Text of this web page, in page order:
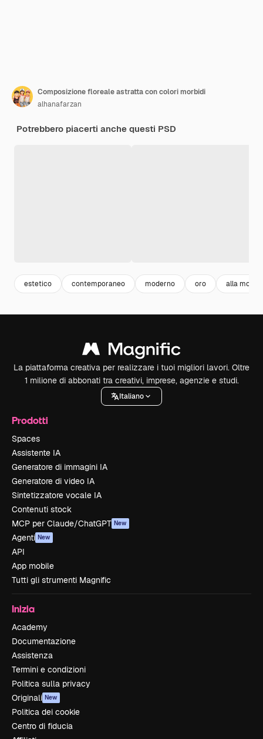
Composizione floreale astratta con colori morbidi
alhanafarzan
Potrebbero piacerti anche questi PSD
estetico contemporaneo moderno oro alla moda
La piattaforma creativa per realizzare i tuoi migliori lavori. Oltre
1 milione di abbonati tra creativi, imprese, agenzie e studi.
Italiano
Prodotti
Spaces
Assistente IA
Generatore di immagini IA
Generatore di video IA
Sintetizzatore vocale IA
Contenuti stock
MCP per Claude/ChatGPT New
Agenti New
API
App mobile
Tutti gli strumenti Magnific
Inizia
Academy
Documentazione
Assistenza
Termini e condizioni
Politica sulla privacy
Originali New
Politica dei cookie
Centro di fiducia